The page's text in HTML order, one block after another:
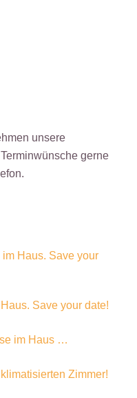
unsere
gerne
Haus. Save your
Save your date!
im Haus …
Zimmer!